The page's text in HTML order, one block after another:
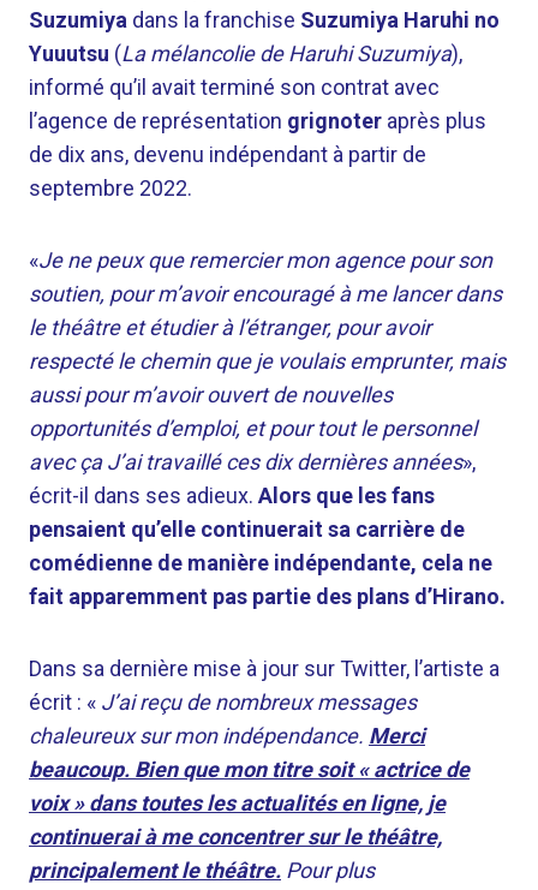
Suzumiya dans la franchise Suzumiya Haruhi no
Yuuutsu (La mélancolie de Haruhi Suzumiya),
informé qu’il avait terminé son contrat avec
l’agence de représentation grignoter après plus
de dix ans, devenu indépendant à partir de
septembre 2022.
«Je ne peux que remercier mon agence pour son
soutien, pour m’avoir encouragé à me lancer dans
le théâtre et étudier à l’étranger, pour avoir
respecté le chemin que je voulais emprunter, mais
aussi pour m’avoir ouvert de nouvelles
opportunités d’emploi, et pour tout le personnel
avec ça J’ai travaillé ces dix dernières années»,
écrit-il dans ses adieux. Alors que les fans
pensaient qu’elle continuerait sa carrière de
comédienne de manière indépendante, cela ne
fait apparemment pas partie des plans d’Hirano.
Dans sa dernière mise à jour sur Twitter, l’artiste a
écrit : « J’ai reçu de nombreux messages
chaleureux sur mon indépendance. Merci
beaucoup. Bien que mon titre soit « actrice de
voix » dans toutes les actualités en ligne, je
continuerai à me concentrer sur le théâtre,
principalement le théâtre. Pour plus